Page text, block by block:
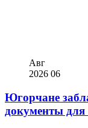
Авг
2026 06
Югорчане
документы для